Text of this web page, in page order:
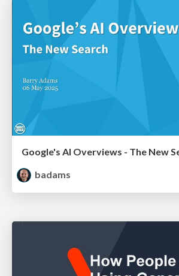
Google's AI Overviews - The New
badams